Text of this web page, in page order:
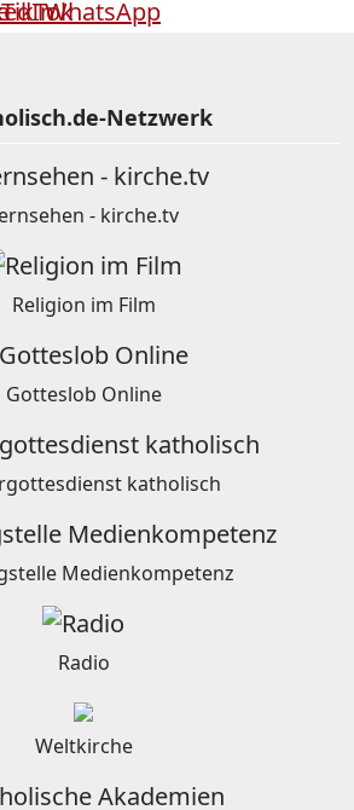
Netzwerk
- kirche.tv
Religion im Film
Gotteslob Online
katholisch
Medienkompetenz
Radio
Weltkirche